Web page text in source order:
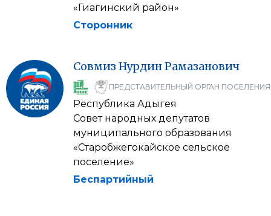
«Гиагинский район»
Сторонник
Совмиз НурдинРамазанович
ПРЕДСТАВИТЕЛЬНЫЙ ОРГАН ПОСЕЛЕНИЯ
Республика Адыгея
Совет народных депутатов
муниципального образования
«Старобжегокайское сельское
поселение»
Беспартийный